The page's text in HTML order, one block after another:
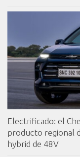
Electrificado: el
producto regional
hybrid de 48V